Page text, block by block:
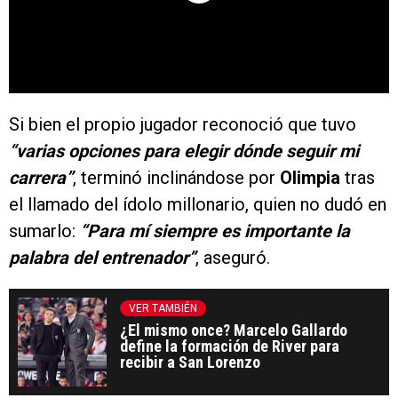
Si bien el propio jugador reconoció que tuvo
“varias opciones para elegir dónde seguir mi
carrera”, terminó inclinándose por Olimpia tras
el llamado del ídolo millonario, quien no dudó en
sumarlo: “Para mí siempre es importante la
palabra del entrenador”, aseguró.
VER TAMBIÉN
¿El mismo once? Marcelo Gallardo
define la formación de River para
recibir a San Lorenzo